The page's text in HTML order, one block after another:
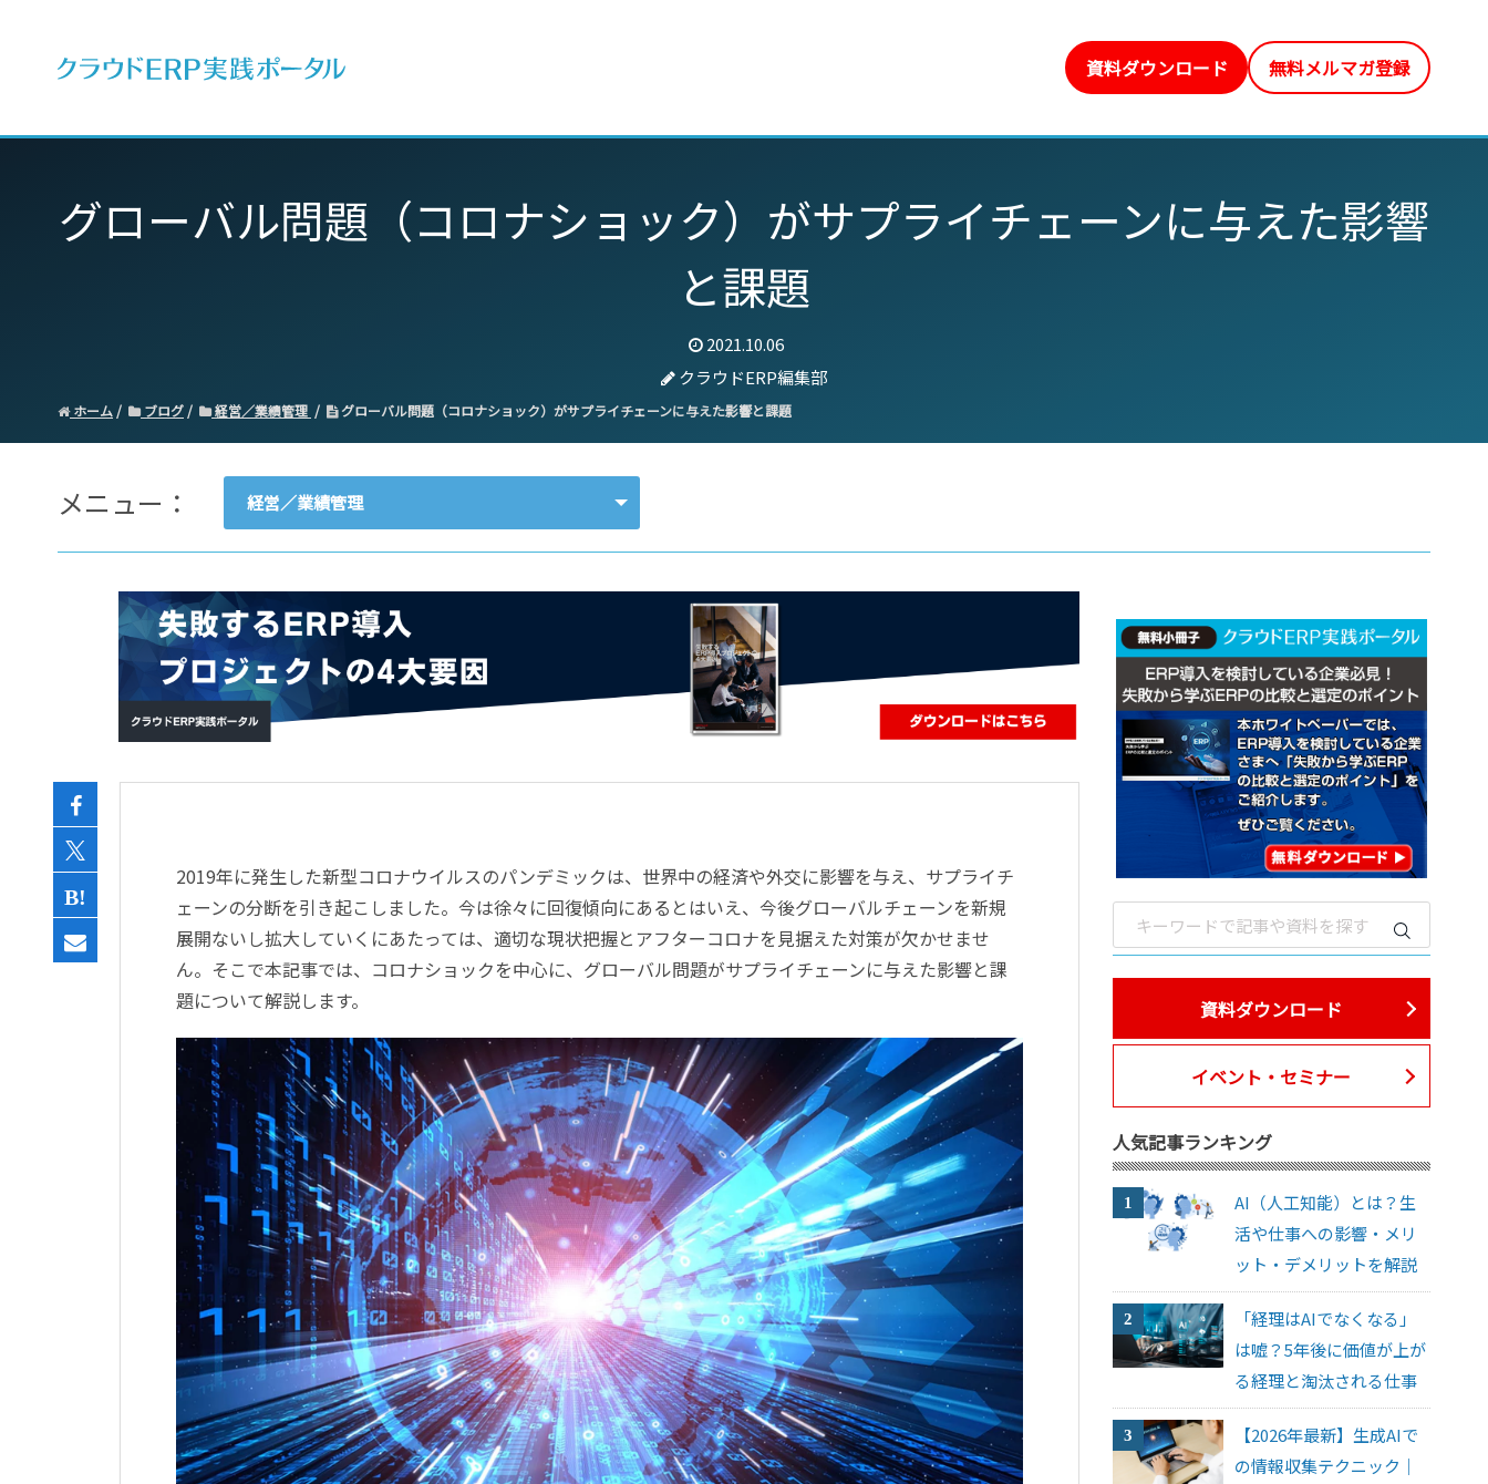
資料ダウンロード 無料メルマガ登録
グローバル問題（コロナショック）がサプライチェーンに与えた影響
と課題
2021.10.06
クラウドERP編集部
ホーム ブログ 経営／業績管理 グローバル問題（コロナショック）がサプライチェーンに与えた影響と課題
メニュー： 経営／業績管理
会計
経営／業績管理
サプライチェーン／生産管理
CRM／営業支援／Eコマース
データ分析／BI
2019年に発生した新型コロナウイルスのパンデミックは、世界中の経済や外交に影響を与え、サプライチ
ェーンの分断を引き起こしました。今は徐々に回復傾向にあるとはいえ、今後グローバルチェーンを新規
展開ないし拡大していくにあたっては、適切な現状把握とアフターコロナを見据えた対策が欠かせませ
ん。そこで本記事では、コロナショックを中心に、グローバル問題がサプライチェーンに与えた影響と課
題について解説します。
資料ダウンロード
イベント・セミナー
人気記事ランキング
AI（人工知能）とは？生
活や仕事への影響・メリ
ット・デメリットを解説
「経理はAIでなくなる」
は嘘？5年後に価値が上が
る経理と淘汰される仕事
【2026年最新】生成AIで
の情報収集テクニック｜